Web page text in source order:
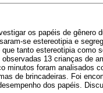
os papéis de gênero
se estereotipia e
tanto estereotipia
13 crianças de
minutos foram analisados
de brincadeiras. Foi
dos papéis.